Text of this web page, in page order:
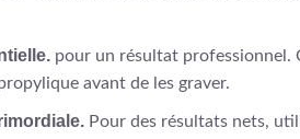
pour un résultat professionnel.
avant de les graver.
Pour des résultats nets,